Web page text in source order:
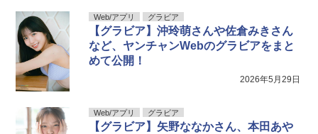
Web/アプリ グラビア
【グラビア】沖玲萌さんや佐倉みきさん
など、ヤンチャンWebのグラビアをまと
めて公開！
2026年5月29日
Web/アプリ グラビア
【グラビア】矢野ななかさん、本田あや